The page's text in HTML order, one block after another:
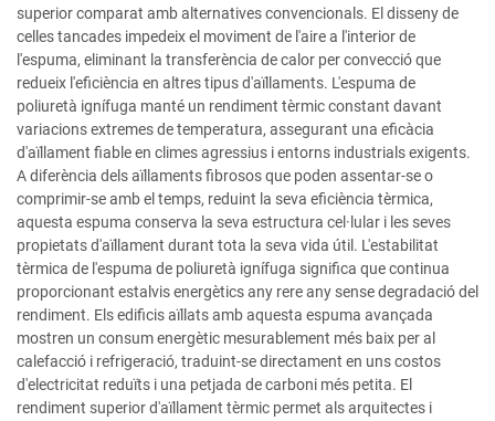
superior comparat amb alternatives convencionals. El disseny de
celles tancades impedeix el moviment de l'aire a l'interior de
l'espuma, eliminant la transferència de calor per convecció que
redueix l'eficiència en altres tipus d'aïllaments. L'espuma de
poliuretà ignífuga manté un rendiment tèrmic constant davant
variacions extremes de temperatura, assegurant una eficàcia
d'aïllament fiable en climes agressius i entorns industrials exigents.
A diferència dels aïllaments fibrosos que poden assentar-se o
comprimir-se amb el temps, reduint la seva eficiència tèrmica,
aquesta espuma conserva la seva estructura cel·lular i les seves
propietats d'aïllament durant tota la seva vida útil. L'estabilitat
tèrmica de l'espuma de poliuretà ignífuga significa que continua
proporcionant estalvis energètics any rere any sense degradació del
rendiment. Els edificis aïllats amb aquesta espuma avançada
mostren un consum energètic mesurablement més baix per al
calefacció i refrigeració, traduint-se directament en uns costos
d'electricitat reduïts i una petjada de carboni més petita. El
rendiment superior d'aïllament tèrmic permet als arquitectes i